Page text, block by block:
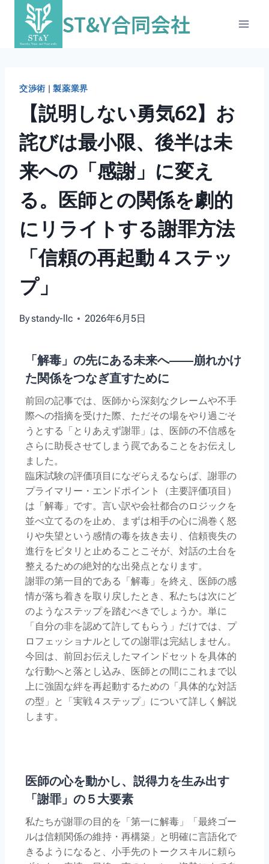
ST&Y合同会社
交渉術 |製薬業界
【説明しない勇気62】お
詫びは最小限、後半は未
来への「感謝」に変え
る。医師との関係を劇的
にリライトする謝罪方法
「信頼の再起動４ステッ
プ」
Bystandy-llc 2026年6月5日
「解毒」の先にある未来へ――崩れかけ
た関係をつなぎ直すために
前回の記事では、医師から深刻なクレームや不手
際への指摘を受けた際、ただその場をやり過ごそ
うとする「とりあえず謝罪」は、医師の不信感を
さらに助長させてしまう罠であることをお伝えし
ました。
臨床試験の評価項目になぞらえるならば、謝罪の
プライマリー・エンドポイント（主要評価項目）
は「解毒」です。言い訳や会社都合のロジックを
並べ立てるのを止め、まずは相手の心に渦巻く怒
りや失望という感情の毒を抜き去り、信頼喪失の
進行をピタリと止めることこそが、対話の土台を
整えるための絶対的な出発点となります。
謝罪の第一目的である「解毒」を終え、医師の感
情が落ち着きを取り戻したとき、私たちは次にど
のようなステップを踏むべきでしょうか。単に
「自分の非を認めて許してもらう」だけでは、プ
ロフェッショナルとしての謝罪は完結しません。
今回は、前回お伝えしたマインドセットを具体的
な行動へと落とし込み、医師との間にこれまで以
上に強固な絆を再起動するための「具体的な対話
の型」と「実戦４ステップ」について詳しく解説
します。
医師の心を動かし、説得力を生み出す
「謝罪」の５大要素
私たちが謝罪の目的を「第一に解毒」「最終ゴー
ルは信頼関係の維持・再構築」と明確に言語化で
きるようになると、小手先のトークスキルに頼ら